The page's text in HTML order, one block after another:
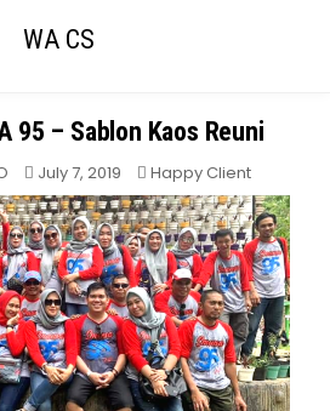
WA CS
95 – Sablon Kaos Reuni
July 7, 2019 Posted
Happy Client